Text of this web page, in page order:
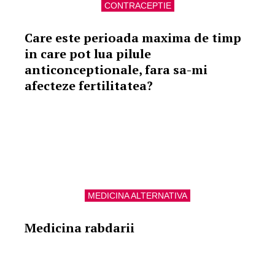
CONTRACEPTIE
Care este perioada maxima de timp
in care pot lua pilule
anticonceptionale, fara sa-mi
afecteze fertilitatea?
MEDICINA ALTERNATIVA
Medicina rabdarii